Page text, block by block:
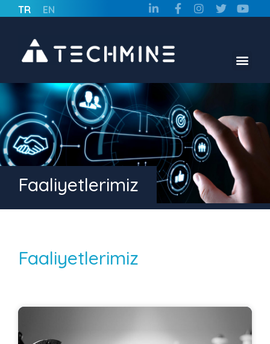
TR EN
Faaliyetlerimiz
Faaliyetlerimiz